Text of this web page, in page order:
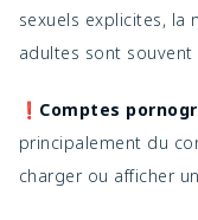
sexuels explicites,
adultes sont
❗Comptes
principalement du
charger ou afficher